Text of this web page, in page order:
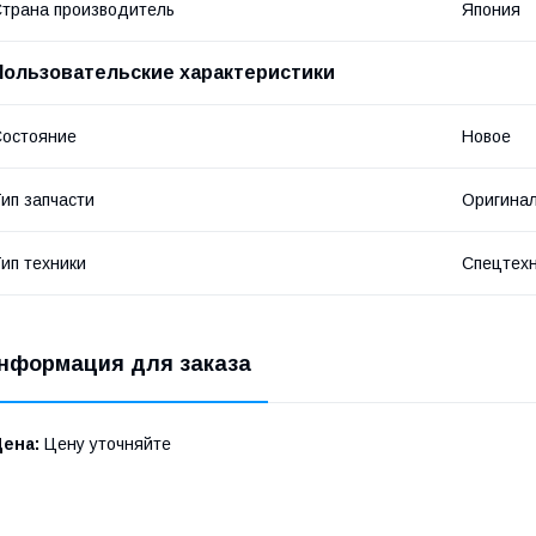
производитель Япония
характеристики
Новое
запчасти Оригинал
техники
для заказа
Цену уточняйте